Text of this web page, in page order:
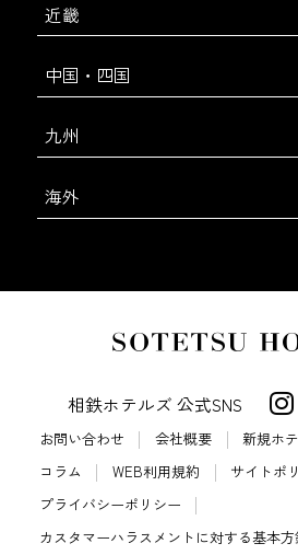
近畿
中国・四国
九州
海外
相鉄ホテルズ 公式SNS
お問い合わせ 会社概要
新規ホ
コラム
WEB利用規約
サイトポ
プライバシーポリシー
カスタマーハラスメントに対する基本